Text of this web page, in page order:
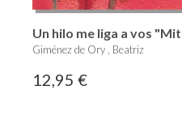
Un hilo me liga a vos
Giménez de Ory , Beatriz
12,95 €